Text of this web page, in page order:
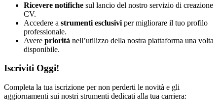
Ricevere notifiche sul lancio del nostro servizio di creazione
CV.
Accedere a strumenti esclusivi per migliorare il tuo profilo
professionale.
Avere priorità nell’utilizzo della nostra piattaforma una volta
disponibile.
Iscriviti Oggi!
Completa la tua iscrizione per non perderti le novità e gli
aggiornamenti sui nostri strumenti dedicati alla tua carriera: